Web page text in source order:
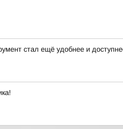
стал ещё удобнее и